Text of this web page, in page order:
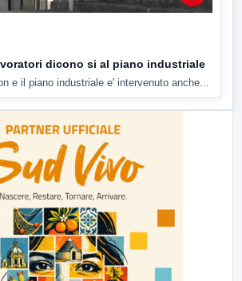
dicono si al piano industriale
e il piano industriale e' intervenuto anche...